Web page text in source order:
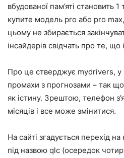
вбудованої пам’яті становить
купите модель pro або pro
цьому не збирається
інсайдерів свідчать про те,
Про це стверджує mydrivers, у
промахи з прогнозами – так
як істину. Зрештою, телефон
місяців і все може змінитися.
На сайті згадується перехід
під назвою qlc (осередок